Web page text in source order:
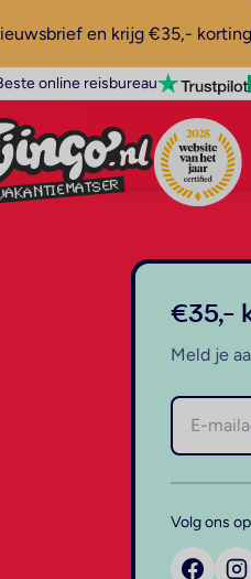
en krijg €35,-
online reisbureau
€35,-
Meld je
Volg ons